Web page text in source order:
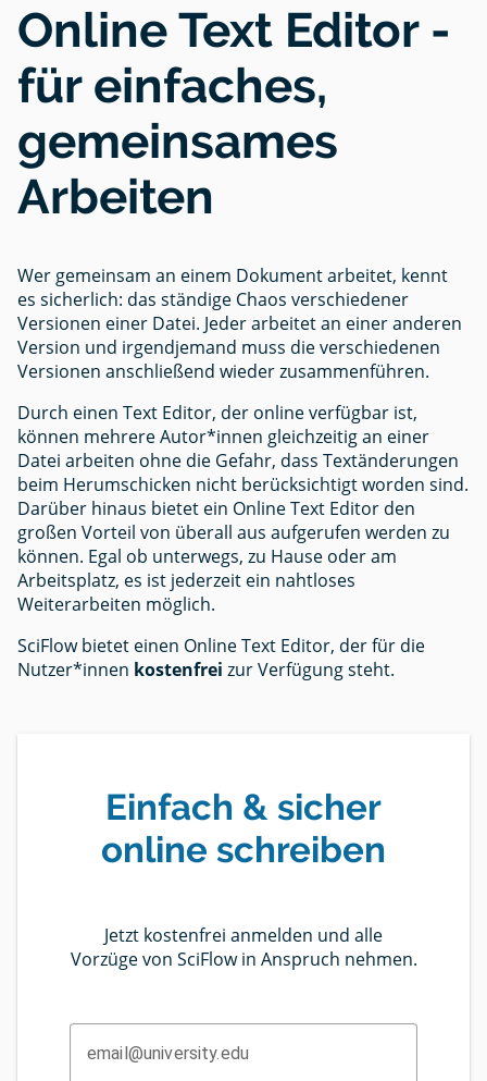
Online Text Editor -
für einfaches,
gemeinsames
Arbeiten
Wer gemeinsam an einem Dokument arbeitet, kennt
es sicherlich: das ständige Chaos verschiedener
Versionen einer Datei. Jeder arbeitet an einer anderen
Version und irgendjemand muss die verschiedenen
Versionen anschließend wieder zusammenführen.
Durch einen Text Editor, der online verfügbar ist,
können mehrere Autor*innen gleichzeitig an einer
Datei arbeiten ohne die Gefahr, dass Textänderungen
beim Herumschicken nicht berücksichtigt worden sind.
Darüber hinaus bietet ein Online Text Editor den
großen Vorteil von überall aus aufgerufen werden zu
können. Egal ob unterwegs, zu Hause oder am
Arbeitsplatz, es ist jederzeit ein nahtloses
Weiterarbeiten möglich.
SciFlow bietet einen Online Text Editor, der für die
Nutzer*innen kostenfrei zur Verfügung steht.
Einfach & sicher
online schreiben
Jetzt kostenfrei anmelden und alle
Vorzüge von SciFlow in Anspruch nehmen.
email@university.edu